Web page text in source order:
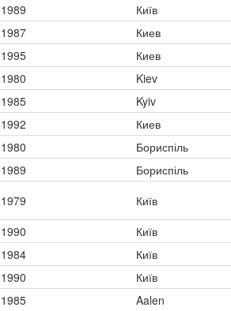
1989
Київ
1987 Киев
1995
Киев
1980
Kiev
1985 Kyiv
1992
Киев
1980 Бориспіль
1989 Бориспіль
1979 Київ
1990
Київ
1984
Київ
1990
Київ
1985 Aalen